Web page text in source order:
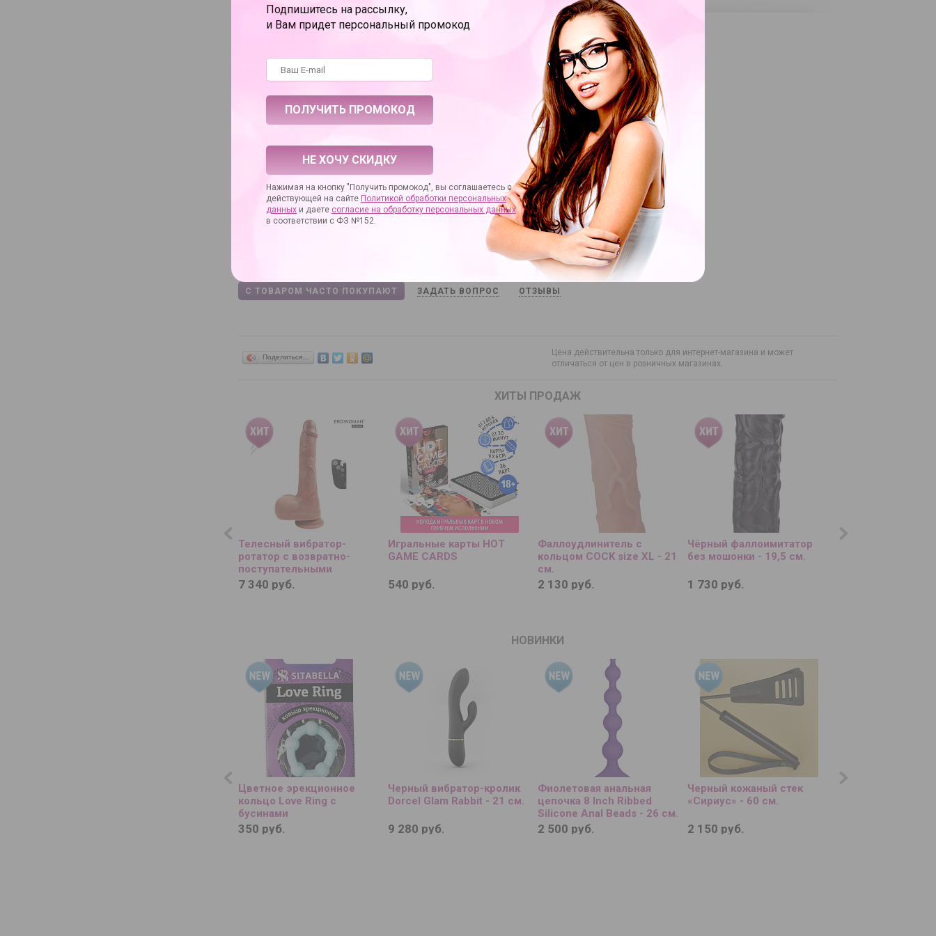
Характеристики
Батарейки
Упаковка
картонная коробка
Длина в сантиметрах
Коллекция
Pretty Love
Основное назначение
вагинальная стимуляция
С ТОВАРОМ ЧАСТО ПОКУПАЮТ ЗАДАТЬ ВОПРОС ОТЗЫВЫ
Поделиться…
Цена действительна только для интернет-магазина и может
отличаться от цен в розничных магазинах.
ХИТЫ ПРОДАЖ
Телесный вибратор-
ротатор с возвратно-
поступательными
движениями, нагревом и
пультом ДУ - 21,5 см.
7 340 руб.
Игральные карты HOT
GAME CARDS
540 руб.
Фаллоудлинитель с
кольцом COCK size XL - 21
см.
2 130 руб.
Чёрный фаллоимитатор
без мошонки - 19,5 см.
1 730 руб.
Сиреневый
НОВИНКИ
Цветное эрекционное
кольцо Love Ring с
бусинами
350 руб.
Черный вибратор-кролик
Dorcel Glam Rabbit - 21 см.
9 280 руб.
Фиолетовая анальная
цепочка 8 Inch Ribbed
Silicone Anal Beads - 26 см.
2 500 руб.
Черный кожаный стек
«Сириус» - 60 см.
2 150 руб.
Черная
Подпишитесь на рассылку,
и Вам придет персональный промокод
НЕ ХОЧУ СКИДКУ
Нажимая на кнопку "Получить промокод", вы соглашаетесь с
действующей на сайте Политикой обработки персональных
данных и даете согласие на обработку персональных данных
в соответствии с ФЗ №152.